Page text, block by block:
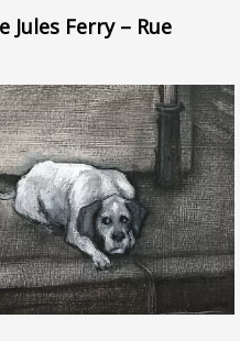
Jules Ferry – Rue